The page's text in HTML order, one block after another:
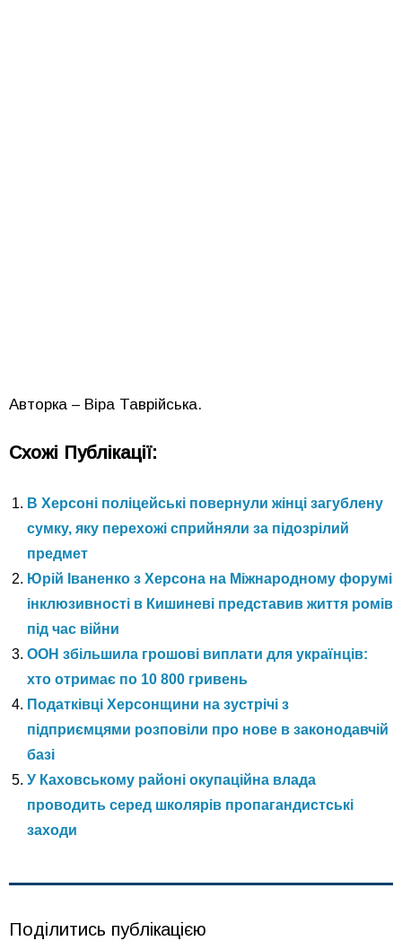
Авторка – Віра Таврійська.
Схожі Публікації:
В Херсоні поліцейські повернули жінці загублену
сумку, яку перехожі сприйняли за підозрілий
предмет
Юрій Іваненко з Херсона на Міжнародному форумі
інклюзивності в Кишиневі представив життя ромів
під час війни
ООН збільшила грошові виплати для українців:
хто отримає по 10 800 гривень
Податківці Херсонщини на зустрічі з
підприємцями розповіли про нове в законодавчій
базі
У Каховському районі окупаційна влада
проводить серед школярів пропагандистські
заходи
Поділитись публікацією